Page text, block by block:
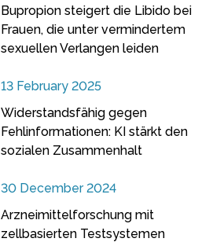
Bupropion steigert die Libido bei
Frauen, die unter vermindertem
sexuellen Verlangen leiden
13 February 2025
Widerstandsfähig gegen
Fehlinformationen: KI stärkt den
sozialen Zusammenhalt
30 December 2024
Arzneimittelforschung mit
zellbasierten Testsystemen